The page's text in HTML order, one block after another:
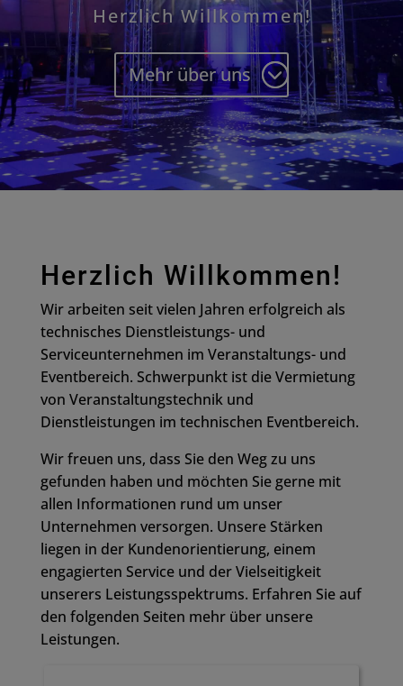
Herzlich Willkommen!
Mehr über uns
Herzlich Willkommen!
Wir arbeiten seit vielen Jahren erfolgreich als
technisches Dienstleistungs- und
Serviceunternehmen im Veranstaltungs- und
Eventbereich. Schwerpunkt ist die Vermietung
von Veranstaltungstechnik und
Dienstleistungen im technischen Eventbereich.
Wir freuen uns, dass Sie den Weg zu uns
gefunden haben und möchten Sie gerne mit
allen Informationen rund um unser
Unternehmen versorgen. Unsere Stärken
liegen in der Kundenorientierung, einem
engagierten Service und der Vielseitigkeit
unserers Leistungsspektrums. Erfahren Sie auf
den folgenden Seiten mehr über unsere
Leistungen.